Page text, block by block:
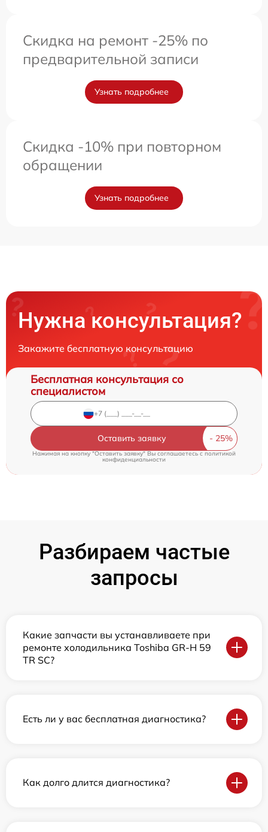
Скидка на ремонт -25% по
предварительной записи
Узнать подробнее
Скидка -10% при повторном
обращении
Узнать подробнее
Нужна консультация?
Закажите бесплатную консультацию
Бесплатная консультация со
специалистом
Оставить заявку
Нажимая на кнопку "Оставить заявку" Вы соглашаетесь cполитикой
конфиденциальности
Разбираем частые
запросы
Какие запчасти вы устанавливаете при
ремонте холодильника Toshiba GR-H 59
TR SC?
Есть ли у вас бесплатная диагностика?
Как долго длится диагностика?